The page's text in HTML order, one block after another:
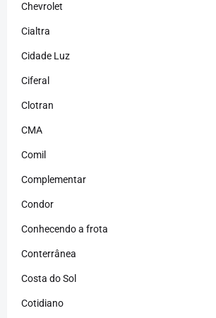
Chevrolet
Cialtra
Cidade Luz
Ciferal
Clotran
CMA
Comil
Complementar
Condor
Conhecendo a frota
Conterrânea
Costa do Sol
Cotidiano